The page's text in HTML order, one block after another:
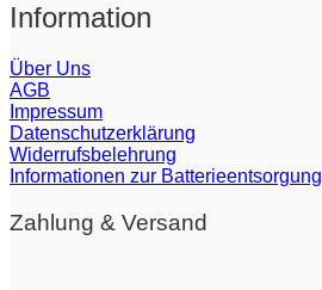
Information
Über Uns
AGB
Impressum
Datenschutzerklärung
Widerrufsbelehrung
Informationen zur Batterieentsorgung
Zahlung & Versand